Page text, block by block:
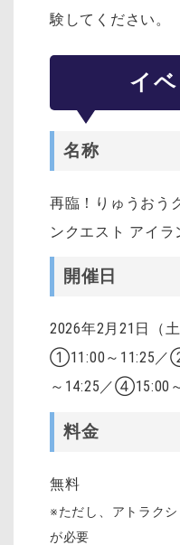
験してください。
イ
名称
再臨！りゅうおう
ンクエスト アイラ
開催日
2026年2月21日（土
①11:00～11:25／
～14:25／④15:00
料金
無料
※ただし、アトラク
が必要